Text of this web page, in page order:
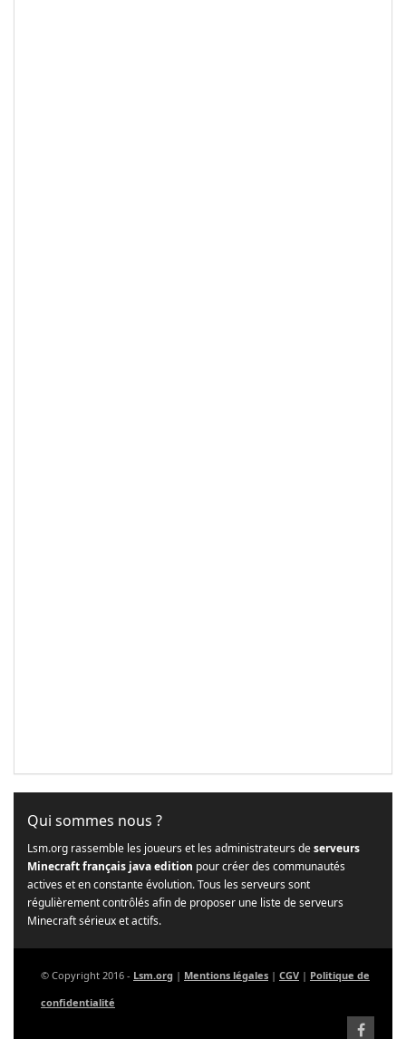
Qui sommes nous ?
Lsm.org rassemble les joueurs et les administrateurs deserveurs
Minecraft français java edition pour créer des communautés
actives et en constante évolution. Tous les serveurs sont
régulièrement contrôlés afin de proposer une liste de serveurs
Minecraft sérieux et actifs.
© Copyright 2016 - Lsm.org | Mentions légales | CGV | Politique de
confidentialité